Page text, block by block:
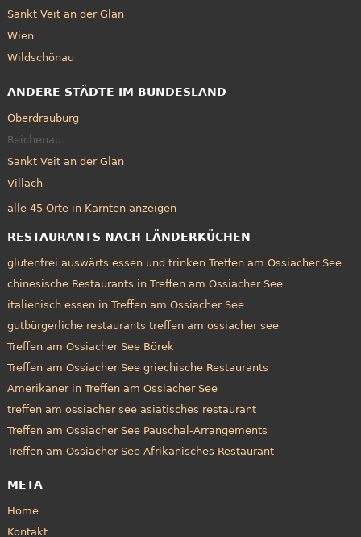
Sankt Veit an der Glan
Wien
Wildschönau
ANDERE STÄDTE IM BUNDESLAND
Oberdrauburg
Reichenau
Sankt Veit an der Glan
Villach
alle 45 Orte in Kärnten anzeigen
RESTAURANTS NACH LÄNDERKÜCHEN
glutenfrei auswärts essen und trinken Treffen am Ossiacher See
chinesische Restaurants in Treffen am Ossiacher See
italienisch essen in Treffen am Ossiacher See
gutbürgerliche restaurants treffen am ossiacher see
Treffen am Ossiacher See Börek
Treffen am Ossiacher See griechische Restaurants
Amerikaner in Treffen am Ossiacher See
treffen am ossiacher see asiatisches restaurant
Treffen am Ossiacher See Pauschal-Arrangements
Treffen am Ossiacher See Afrikanisches Restaurant
META
Home
Kontakt